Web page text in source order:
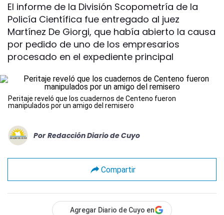
El informe de la División Scopometría de la
Policía Científica fue entregado al juez
Martínez De Giorgi, que había abierto la causa
por pedido de uno de los empresarios
procesado en el expediente principal
Peritaje reveló que los cuadernos de Centeno fueron
manipulados por un amigo del remisero
Por Redacción Diario de Cuyo
Compartir
Agregar Diario de Cuyo en